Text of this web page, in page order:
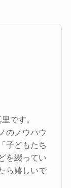
です。
のノウハウ
子どもたち
を綴ってい
ら嬉しいで